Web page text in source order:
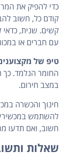
כדי להפיק את
קודם כל, חשוב
קשים. שנית, כדאי
עם חברים או
טיפ של
החומר הנלמד. כך
במצב חירום.
חינוך והכשרה
להשתמש
חשוב, ואם תדעו
שאלות